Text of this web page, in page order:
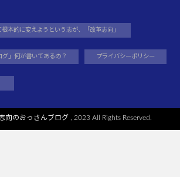
根本的に変えようという志が、「改革志向」
グ」何が書いてあるの？ プライバシーポリシー
向のおっさんブログ, 2023 All Rights Reserved.